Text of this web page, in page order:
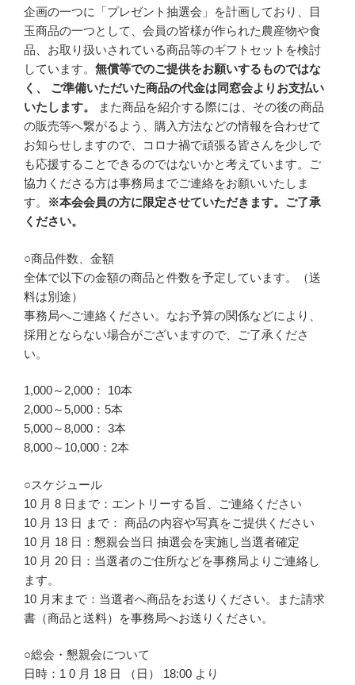
企画の一つに「プレゼント抽選会」を計画しており、目
玉商品の一つとして、会員の皆様が作られた農産物や食
品、お取り扱いされている商品等のギフトセットを検討
しています。 無償等でのご提供をお願いするものではな
く、 ご準備いただいた商品の代金は同窓会よりお支払い
いたします。
また商品を紹介する際には、その後の商品
の販売等へ繋がるよう、購入方法などの情報を合わせて
お知らせしますので、コロナ禍で頑張る皆さんを少しで
も応援することできるのではないかと考えています。ご
協力くださる方は事務局までご連絡をお願いいたしま
す。
※本会会員の方に限定させていただきます。ご了承
ください。
○商品件数、金額
全体で以下の金額の商品と件数を予定しています。（送
料は別途）
事務局へご連絡ください。なお予算の関係などにより、
採用とならない場合がございますので、ご了承くださ
い。
1,000～2,000： 10本
2,000～5,000：5本
5,000～8,000： 3本
8,000～10,000：2本
○スケジュール
10 月 8 日まで：エントリーする旨、ご連絡ください
10 月 13 日 まで： 商品の内容や写真をご提供ください
10 月 18 日：懇親会当日 抽選会を実施し当選者確定
10 月 20 日：当選者のご住所などを事務局よりご連絡し
ます。
10 月末まで：当選者へ商品をお送りください。また請求
書（商品と送料）を事務局へお送りください。
○総会・懇親会について
日時：1 0 月 18 日 （日） 18:00 より